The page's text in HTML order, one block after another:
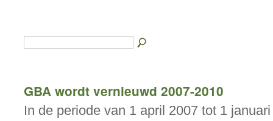
GBA wordt vernieuwd 2007-2010
In de periode van 1 april 2007 tot 1